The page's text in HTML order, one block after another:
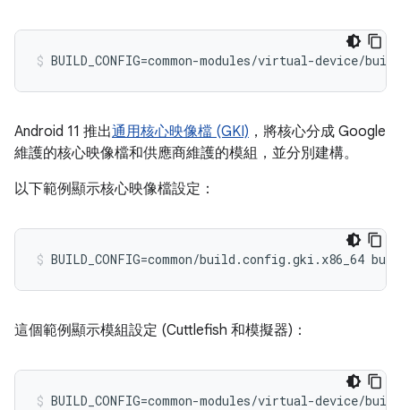
BUILD_CONFIG=common-modules/virtual-
Android 11 推出通用核心映像檔 (GKI) ，將核心分成 Google
維護的核心映像檔和供應商維護的模組，並分別建構。
以下範例顯示核心映像檔設定：
BUILD_CONFIG=common/build.config.gki.x86_64
這個範例顯示模組設定 (Cuttlefish 和模擬器)：
BUILD_CONFIG=common-modules/virtual-